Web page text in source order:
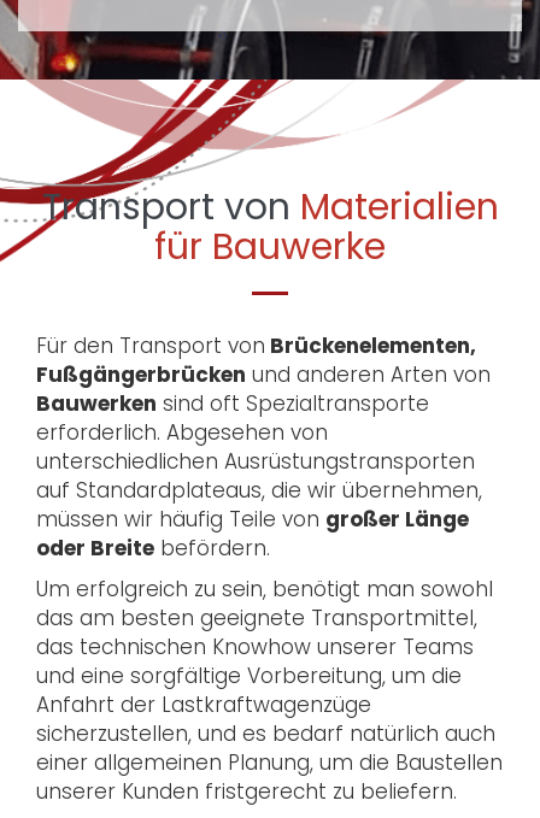
Transport von Materialien
für Bauwerke
Für den Transport von Brückenelementen,
Fußgängerbrücken und anderen Arten von
Bauwerken sind oft Spezialtransporte
erforderlich. Abgesehen von
unterschiedlichen Ausrüstungstransporten
auf Standardplateaus, die wir übernehmen,
müssen wir häufig Teile von großer Länge
oder Breite befördern.
Um erfolgreich zu sein, benötigt man sowohl
das am besten geeignete Transportmittel,
das technischen Knowhow unserer Teams
und eine sorgfältige Vorbereitung, um die
Anfahrt der Lastkraftwagenzüge
sicherzustellen, und es bedarf natürlich auch
einer allgemeinen Planung, um die Baustellen
unserer Kunden fristgerecht zu beliefern.